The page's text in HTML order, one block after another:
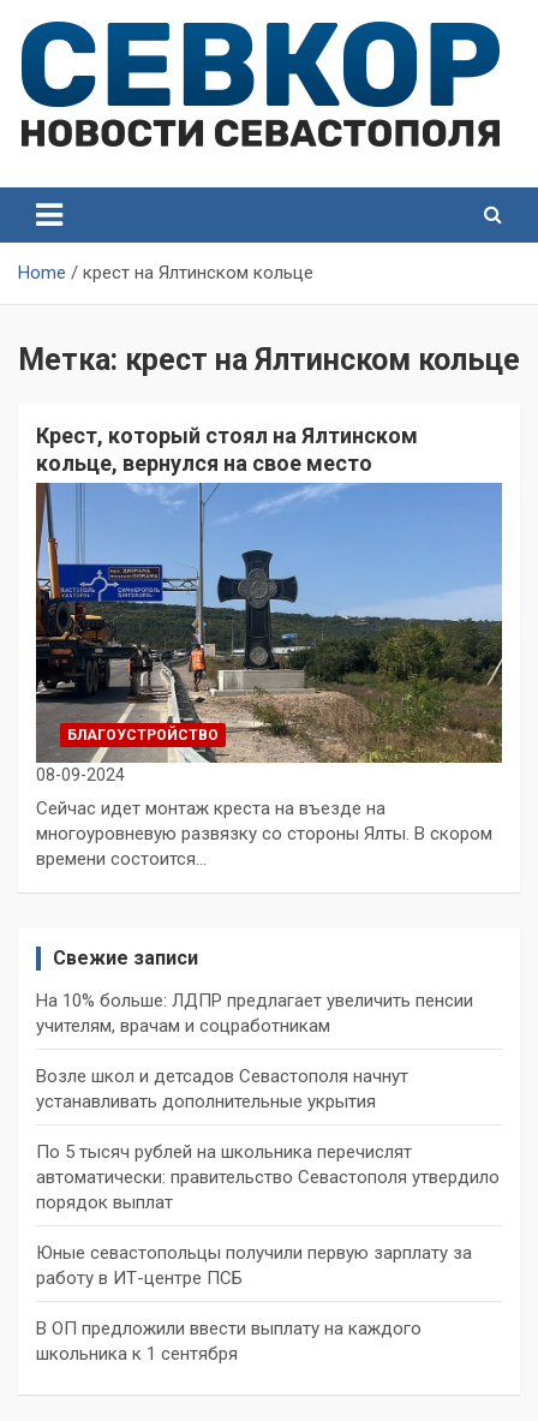
content
Севастополя
Севастополя
Home крест на Ялтинском кольце
Метка: крест на Ялтинском кольце
Крест, который стоял на Ялтинском
кольце, вернулся на свое место
БЛАГОУСТРОЙСТВО
08-09-2024
Сейчас идет монтаж креста на въезде на
многоуровневую развязку со стороны Ялты. В скором
времени состоится…
Свежие записи
На 10% больше: ЛДПР предлагает увеличить пенсии
учителям, врачам и соцработникам
Возле школ и детсадов Севастополя начнут
устанавливать дополнительные укрытия
По 5 тысяч рублей на школьника перечислят
автоматически: правительство Севастополя утвердило
порядок выплат
Юные севастопольцы получили первую зарплату за
работу в ИТ-центре ПСБ
В ОП предложили ввести выплату на каждого
школьника к 1 сентября